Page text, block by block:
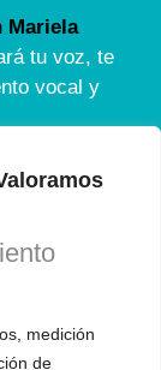
medición
de
Mariela
tu voz, te
vocal y